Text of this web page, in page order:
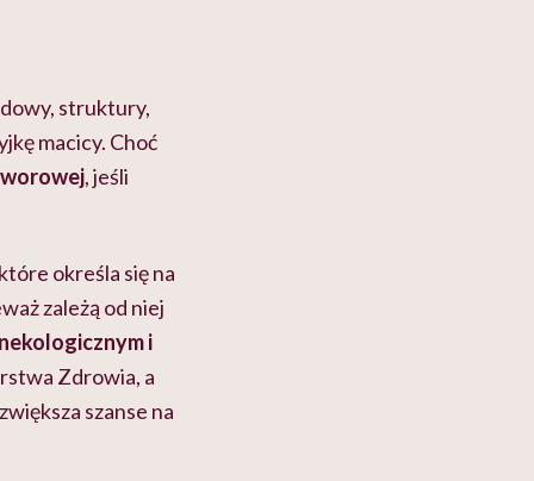
struktury,
macicy. Choć
,jeśli
określa się na
zależą od niej
i
Zdrowia, a
szanse na